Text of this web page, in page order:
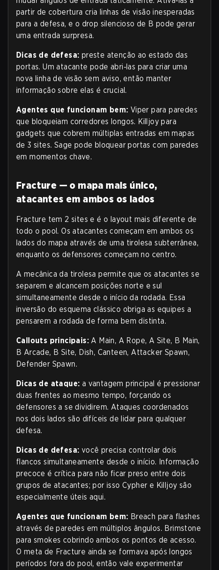
partir de cobertura cria linhas de visão inesperadas
para a defesa, e o drop silencioso de B pode gerar
uma entrada surpresa.
Dicas de defesa: preste atenção ao estado das
portas. Um atacante pode abri‑las para criar uma
nova linha de visão sem aviso, então manter
informação sobre elas é crucial.
Agentes que funcionam bem: Viper para paredes
que bloqueiam corredores longos. Killjoy para
gadgets que cobrem múltiplas entradas em mapas
de 3 sites. Sage pode bloquear portas com paredes
em momentos chave.
Fracture — o mapa mais único,
atacantes em ambos os lados
Fracture tem 2 sites e é o layout mais diferente de
todo o pool. Os atacantes começam em ambos os
lados do mapa através de uma tirolesa subterrânea,
enquanto os defensores começam no centro.
A mecânica da tirolesa permite que os atacantes se
separem e alcancem posições norte e sul
simultaneamente desde o início da rodada. Essa
inversão do esquema clássico obriga as equipes a
pensarem a rodada de forma bem distinta.
Callouts principais: A Main, A Rope, A Site, B Main,
B Arcade, B Site, Dish, Canteen, Attacker Spawn,
Defender Spawn.
Dicas de ataque: a vantagem principal é pressionar
duas frentes ao mesmo tempo, forçando os
defensores a se dividirem. Ataques coordenados
nos dois lados são difíceis de lidar para qualquer
defesa.
Dicas de defesa: você precisa controlar dois
flancos simultaneamente desde o início. Informação
precoce é crítica para não ficar preso entre dois
grupos de atacantes; por isso Cypher e Killjoy são
especialmente úteis aqui.
Agentes que funcionam bem: Breach para flashes
através de paredes em múltiplos ângulos. Brimstone
para smokes cobrindo ambos os pontos de acesso.
O meta de Fracture ainda se formava após longos
períodos fora do pool, então vale experimentar